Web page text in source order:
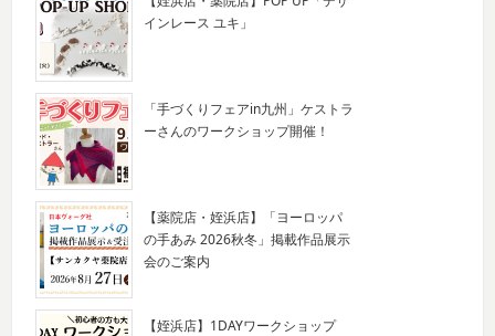
インレース ユキ」
「手づくりフェアin九州」ケストラ
ーさんのワークショップ開催！
【薬院店・姪浜店】「ヨーロッパ
の手あみ 2026秋冬」掲載作品展示
会のご案内
【姪浜店】1DAYワークショップ